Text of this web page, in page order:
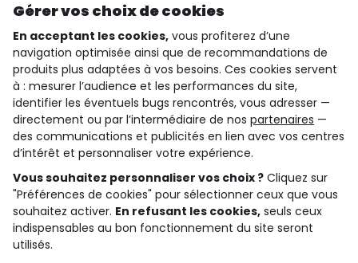
qui sommes-nous ?
besoin d'aide ?
le club fidélité
notre catalogue
Conditions générales de ventes et d'utilisation
Conditions d’utilisation des réseaux sociaux
Politique de confidentialité
Gérer vos choix de cookies
En acceptant les cookies, vous profiterez d’une
navigation optimisée ainsi que de recommandations de
produits plus adaptées à vos besoins. Ces cookies servent
à : mesurer l’audience et les performances du site,
identifier les éventuels bugs rencontrés, vous adresser —
directement ou par l’intermédiaire de nos partenaires —
des communications et publicités en lien avec vos centres
d’intérêt et personnaliser votre expérience.
Vous souhaitez personnaliser vos choix ? Cliquez sur
"Préférences de cookies" pour sélectionner ceux que vous
souhaitez activer. En refusant les cookies, seuls ceux
indispensables au bon fonctionnement du site seront
utilisés.